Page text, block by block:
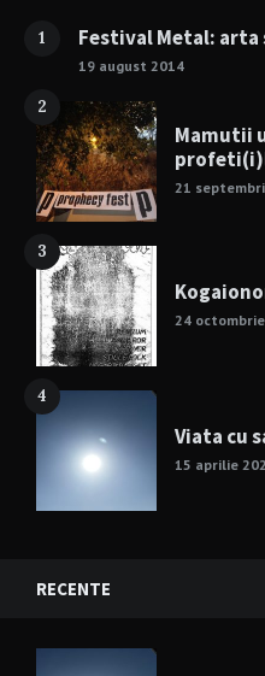
1 Festival Metal: arta
19 august 2014
2
Mamutii
21
3
24
4
Viata cu
15 aprilie
RECENTE